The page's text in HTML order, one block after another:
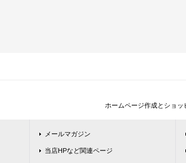
ホームページ作成とショ
メールマガジン
当店HPなど関連ページ